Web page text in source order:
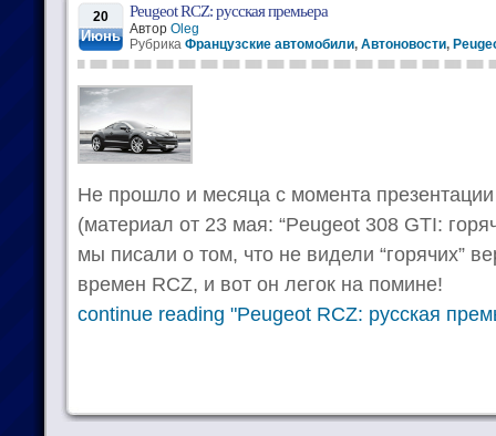
20
Июнь
Peugeot RCZ: русская премьера
Автор Oleg
Рубрика Французские автомобили, Автоновости,
Не прошло и месяца с момента
(материал от 23 мая: “Peugeot 308 GTI:
мы писали о том, что не видели “горячих”
времен RCZ, и вот он легок на помине!
continue reading "Peugeot RCZ: русская